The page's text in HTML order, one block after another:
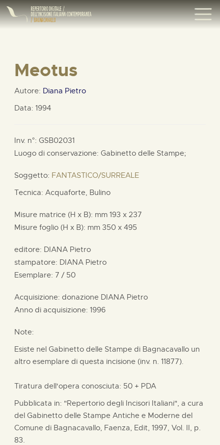
Meotus
Autore: Diana Pietro
Data: 1994
Inv. n°: GSB02031
Luogo di conservazione: Gabinetto delle Stampe;
Soggetto: FANTASTICO/SURREALE
Tecnica: Acquaforte, Bulino
Misure matrice (H x B): mm 193 x 237
Misure foglio (H x B): mm 350 x 495
editore: DIANA Pietro
stampatore: DIANA Pietro
Esemplare: 7 / 50
Acquisizione: donazione DIANA Pietro
Anno di acquisizione: 1996
Note:
Esiste nel Gabinetto delle Stampe di Bagnacavallo un
altro esemplare di questa incisione (inv. n. 11877).
Tiratura dell'opera conosciuta: 50 + PDA
Pubblicata in: "Repertorio degli Incisori Italiani", a cura
del Gabinetto delle Stampe Antiche e Moderne del
Comune di Bagnacavallo, Faenza, Edit, 1997, Vol. II, p.
83.